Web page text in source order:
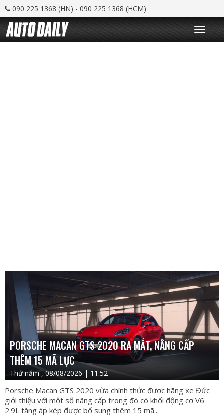
090 225 1368 (HN) - 090 225 1368 (HCM)
T
o
g
PORSCHE MACAN GTS 2020 RA MẮT, NÂNG CẤP
THÊM 15 MÃ LỰC
Thứ năm , 08/08/2026 | 11:52
Porsche Macan GTS 2020 vừa chính thức được hãng xe Đức
giới thiệu với một số nâng cấp trong đó có khối động cơ V6
2.9L tăng áp kép được bổ sung thêm 15 mã...